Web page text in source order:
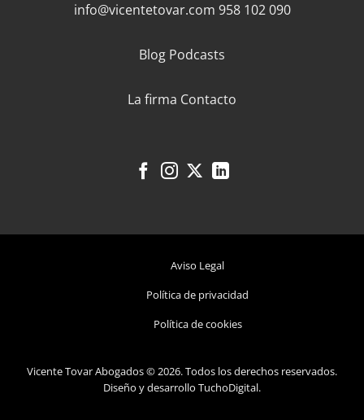
info@vicentetovar.com 958 102 090
Blog Podcasts
La firma Contacto
Vicente Tovar Abogados©2026. Todos los derechos reservados.
Diseño y desarrollo TuchoDigital.
Aviso Legal
Política de privacidad
Política de cookies